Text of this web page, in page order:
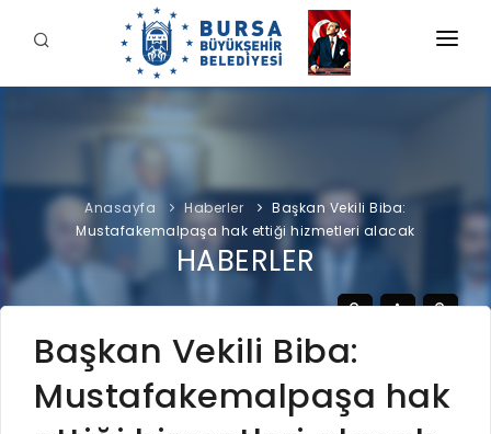
KURUMSAL
BELEDİYE
İDARİ YAPI
YETKİ VE SORUMLULUKLAR
TARİHÇE
ŞİRKETLER VE KURULUŞLAR
ETİK KOMİSYONU
ULUSAL / ULUSLARARASI İLİŞKİLER
BAŞKAN
Şahin BİBA
Başkan'a Mesaj
Özgeçmiş
Görevleri
HİZMETLERİMİZ
İNTERAKTİF
E-ÖDEME
BURSA'YI KEŞFET
İLETİŞİM
Anasayfa Haberler
Başkan Vekili Biba:
Mustafakemalpaşa hak ettiği hizmetleri alacak
HABERLER
Başkan Vekili Biba:
Mustafakemalpaşa hak